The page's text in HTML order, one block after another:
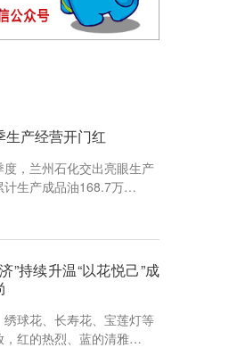
生产经营开门红
度，兰州石化交出亮眼生产
计生产成品油168.7万…
”持续升温“以花悦己”成
绣球花、长寿花、宝莲灯等
，红的热烈、蓝的清雅…